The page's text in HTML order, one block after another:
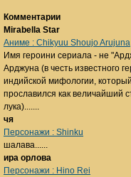
Комментарии
Mirabella Star
Аниме : Chikyuu Shoujo Arujuna
Имя героини сериала - не
Арджуна (в честь известного
индийской мифологии, который
прославился как величайший
лука).......
чя
Персонажи : Shinku
шалава......
ира орлова
Персонажи : Hino Rei